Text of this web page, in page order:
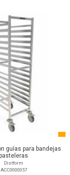
guías para bandejas
Distform
ACC0000057